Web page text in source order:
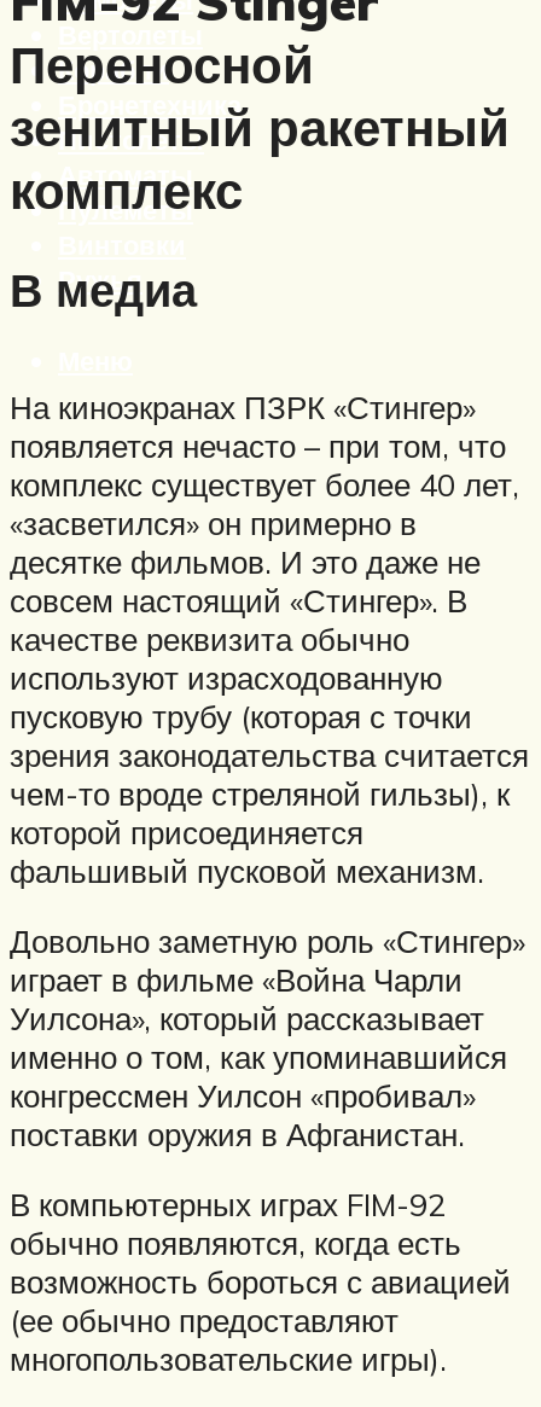
Корабли
Бронетехника
Пистолеты
Автоматы
Пулеметы
Ружья
Переносной
зенитный ракетный
комплекс
В медиа
На киноэкранах ПЗРК «Стингер»
появляется нечасто – при том, что
комплекс существует более 40 лет,
«засветился» он примерно в
десятке фильмов. И это даже не
совсем настоящий «Стингер». В
качестве реквизита обычно
используют израсходованную
пусковую трубу (которая с точки
зрения законодательства считается
чем-то вроде стреляной гильзы), к
которой присоединяется
фальшивый пусковой механизм.
Довольно заметную роль «Стингер»
играет в фильме «Война Чарли
Уилсона», который рассказывает
именно о том, как упоминавшийся
конгрессмен Уилсон «пробивал»
поставки оружия в Афганистан.
В компьютерных играх FIM-92
обычно появляются, когда есть
возможность бороться с авиацией
(ее обычно предоставляют
многопользовательские игры).